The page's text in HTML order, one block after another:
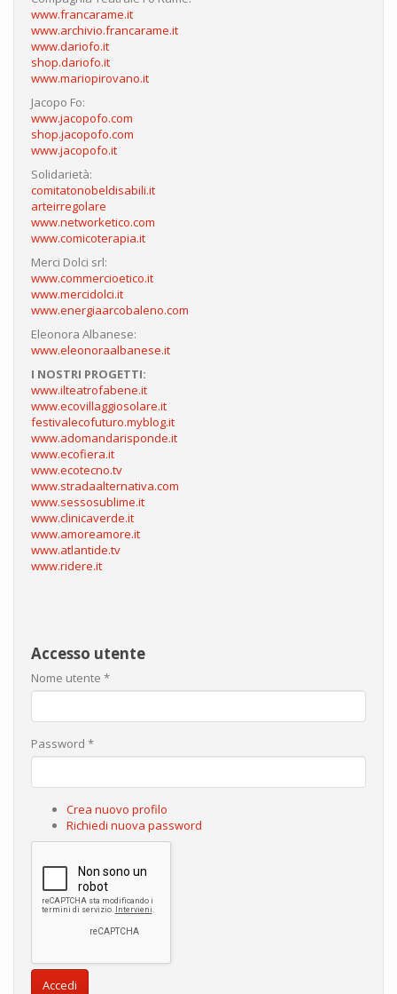
www.francarame.it
www.archivio.francarame.it
www.dariofo.it
shop.dariofo.it
www.mariopirovano.it
Jacopo Fo:
www.jacopofo.com
shop.jacopofo.com
www.jacopofo.it
Solidarietà:
comitatonobeldisabili.it
arteirregolare
www.networketico.com
www.comicoterapia.it
Merci Dolci srl:
www.commercioetico.it
www.mercidolci.it
www.energiaarcobaleno.com
Eleonora Albanese:
www.eleonoraalbanese.it
I NOSTRI PROGETTI:
www.ilteatrofabene.it
www.ecovillaggiosolare.it
festivalecofuturo.myblog.it
www.adomandarisponde.it
www.ecofiera.it
www.ecotecno.tv
www.stradaalternativa.com
www.sessosublime.it
www.clinicaverde.it
www.amoreamore.it
www.atlantide.tv
www.ridere.it
Accesso utente
Nome utente *
Password *
Crea nuovo profilo
Richiedi nuova password
Accedi